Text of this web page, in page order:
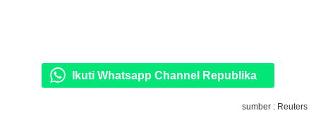
Ikuti Whatsapp Channel Republika
sumber : Reuters